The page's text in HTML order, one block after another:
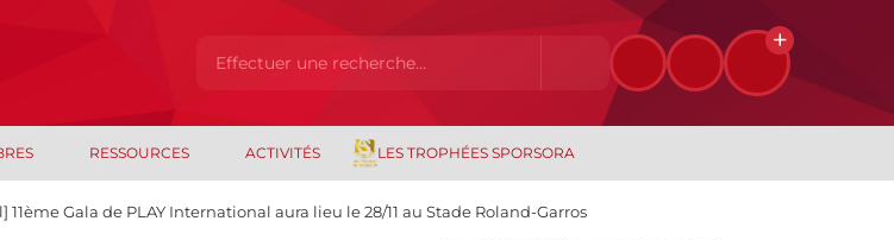
RESSOURCES ACTIVITÉS LES TROPHÉES SPORSORA
11ème Gala de PLAY International aura lieu le 28/11 au Stade Roland-Garros